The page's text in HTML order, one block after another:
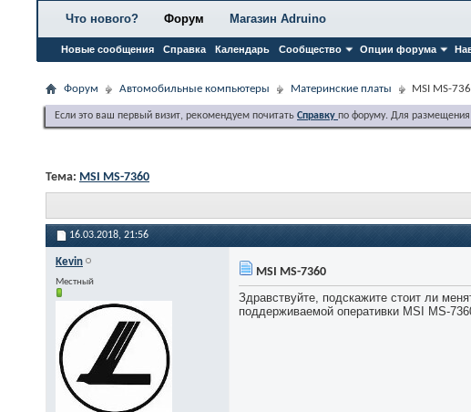
Что нового? Форум
Новые сообщения Справка Календарь Сообщество Опции форума
Магазин Adruino
Форум Автомобильные компьютеры Материнские платы MSI MS-
Если это ваш первый визит, рекомендуем почитать Справку по форуму. Для
Тема: MSI MS-7360
16.03.2018, 21:56
Kevin
Местный
MSI MS-7360
Здравствуйте, подскажите стоит ли
поддерживаемой оперативки MSI MS-